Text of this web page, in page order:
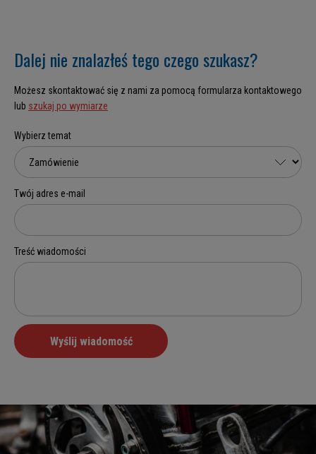
Dalej nie znalazłeś tego czego szukasz?
Możesz skontaktować się z nami za pomocą formularza kontaktowego
lub szukaj po wymiarze